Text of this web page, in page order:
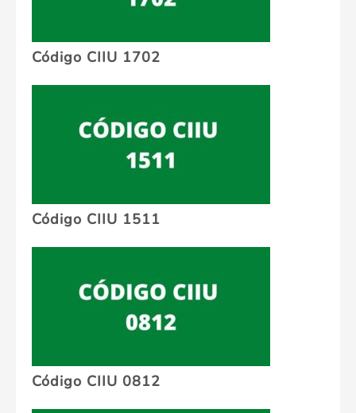
Código CIIU 1702
Código CIIU 1511
Código CIIU 0812